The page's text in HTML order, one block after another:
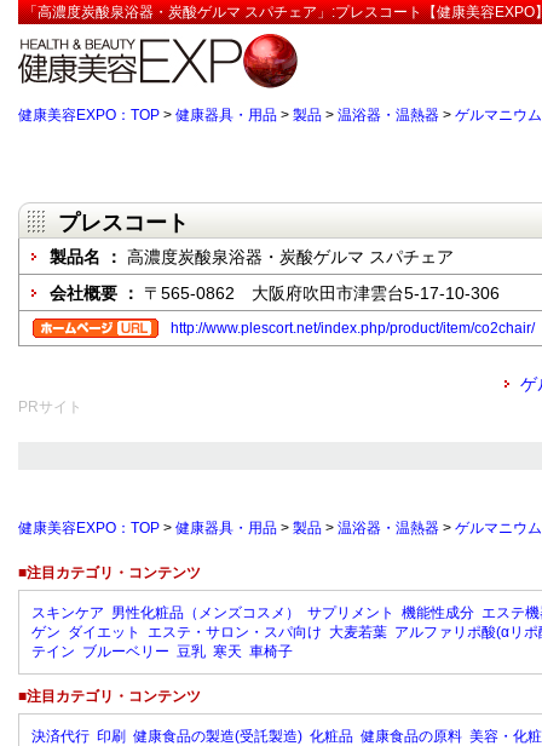
「高濃度炭酸泉浴器・炭酸ゲルマ スパチェア」:プレスコート【健康美容EXPO
健康美容EXPO：TOP > 健康器具・用品 > 製品 > 温浴器・温熱器 > ゲルマニウ
プレスコート
製品名 ： 高濃度炭酸泉浴器・炭酸ゲルマ スパチェア
会社概要 ： 〒565-0862 大阪府吹田市津雲台5-17-10-306
http://www.plescort.net/index.php/product/item/co2chair/
ゲ
PRサイト
健康美容EXPO：TOP > 健康器具・用品 > 製品 > 温浴器・温熱器 > ゲルマニウ
■注目カテゴリ・コンテンツ
スキンケア 男性化粧品（メンズコスメ） サプリメント 機能性成分 エステ
ゲン ダイエット エステ・サロン・スパ向け 大麦若葉 アルファリポ酸(αリポ
テイン ブルーベリー 豆乳 寒天 車椅子
■注目カテゴリ・コンテンツ
決済代行 印刷 健康食品の製造(受託製造) 化粧品 健康食品の原料 美容・化